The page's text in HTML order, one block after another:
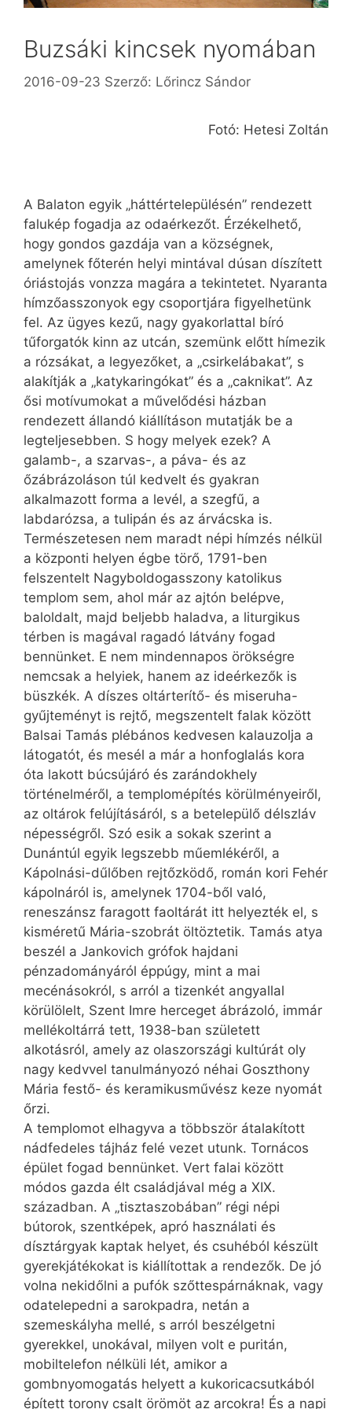
Buzsáki kincsek nyomában
2016-09-23 Szerző: Lőrincz Sándor
Fotó: Hetesi Zoltán
A Balaton egyik „háttértelepülésén” rendezett
falukép fogadja az odaérkezőt. Érzékelhető,
hogy gondos gazdája van a községnek,
amelynek főterén helyi mintával dúsan díszített
óriástojás vonzza magára a tekintetet. Nyaranta
hímzőasszonyok egy csoportjára figyelhetünk
fel. Az ügyes kezű, nagy gyakorlattal bíró
tűforgatók kinn az utcán, szemünk előtt hímezik
a rózsákat, a legyezőket, a „csirkelábakat”, s
alakítják a „katykaringókat” és a „caknikat”. Az
ősi motívumokat a művelődési házban
rendezett állandó kiállításon mutatják be a
legteljesebben. S hogy melyek ezek? A
galamb-, a szarvas-, a páva- és az
őzábrázoláson túl kedvelt és gyakran
alkalmazott forma a levél, a szegfű, a
labdarózsa, a tulipán és az árvácska is.
Természetesen nem maradt népi hímzés nélkül
a központi helyen égbe törő, 1791-ben
felszentelt Nagyboldogasszony katolikus
templom sem, ahol már az ajtón belépve,
baloldalt, majd beljebb haladva, a liturgikus
térben is magával ragadó látvány fogad
bennünket. E nem mindennapos örökségre
nemcsak a helyiek, hanem az ideérkezők is
büszkék. A díszes oltárterítő- és miseruha-
gyűjteményt is rejtő, megszentelt falak között
Balsai Tamás plébános kedvesen kalauzolja a
látogatót, és mesél a már a honfoglalás kora
óta lakott búcsújáró és zarándokhely
történelméről, a templomépítés körülményeiről,
az oltárok felújításáról, s a betelepülő délszláv
népességről. Szó esik a sokak szerint a
Dunántúl egyik legszebb műemlékéről, a
Kápolnási-dűlőben rejtőzködő, román kori Fehér
kápolnáról is, amelynek 1704-ből való,
reneszánsz faragott faoltárát itt helyezték el, s
kisméretű Mária-szobrát öltöztetik. Tamás atya
beszél a Jankovich grófok hajdani
pénzadományáról épp­úgy, mint a mai
mecénásokról, s arról a tizenkét angyallal
körülölelt, Szent Imre herceget ábrázoló, immár
mellékoltárrá tett, 1938-ban született
alkotásról, amely az olaszországi kultúrát oly
nagy kedvvel tanulmányozó néhai Goszthony
Mária festő- és keramikusművész keze nyomát
őrzi.
A templomot elhagyva a többször átalakított
nádfedeles tájház felé vezet utunk. Tornácos
épület fogad bennünket. Vert falai között
módos gazda élt családjával még a XIX.
században. A „tiszta­szobában” régi népi
bútorok, szentképek, apró használati és
dísztárgyak kaptak helyet, és csuhéból készült
gyerekjátékokat is kiállítottak a rendezők. De jó
volna nekidőlni a pufók szőttes­pár­náknak, vagy
odatelepedni a sarokpadra, netán a
szemeskályha mellé, s arról beszélgetni
gyerekkel, unokával, milyen volt e puritán,
mobiltelefon nélküli lét, amikor a
gombnyomogatás helyett a kukoricacsutkából
épített torony csalt örömöt az arcokra! És a napi